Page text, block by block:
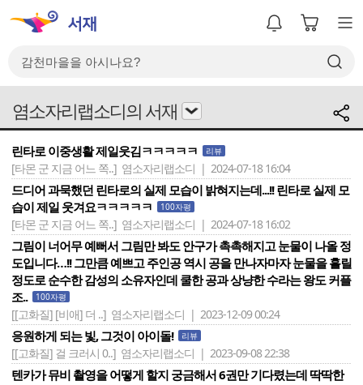
염소자리랩소디의 서재
린타로 이중생활 제일웃김ㅋㅋㅋㅋㅋ 리뷰
[타몬 군 지금 어느 쪽..] 염소자리랩소디 | 2024-07-18 16:04
드디어 과묵했던 린타로의 실제 모습이 밝혀지는데...!! 린타로 실제 모
습이 제일 웃겨요ㅋㅋㅋㅋㅋ
100자평
[타몬 군 지금 어느 쪽..] 염소자리랩소디 | 2024-07-18 16:02
그림이 너어무 예뻐서 그림만 봐도 안구가 촉촉해지고 눈물이 나올 정
도입니다…!! 그만큼 예쁘고 주인공 역시 공을 만나자마자 눈물을 흘릴
정도로 순수한 감성의 소유자인데 쿨한 공과 상냥한 수라는 왕도 커플
조..
100자평
[[고화질] [비애] 더 ..] 염소자리랩소디 | 2023-12-09 00:24
응원하게 되는 빛, 그것이 아이돌! 리뷰
[[고화질] 걸 크러시 0..] 염소자리랩소디 | 2023-09-08 22:38
텐카가 뮤비 촬영을 어떻게 할지 궁금해서 6권만 기다렸는데 딱딱한